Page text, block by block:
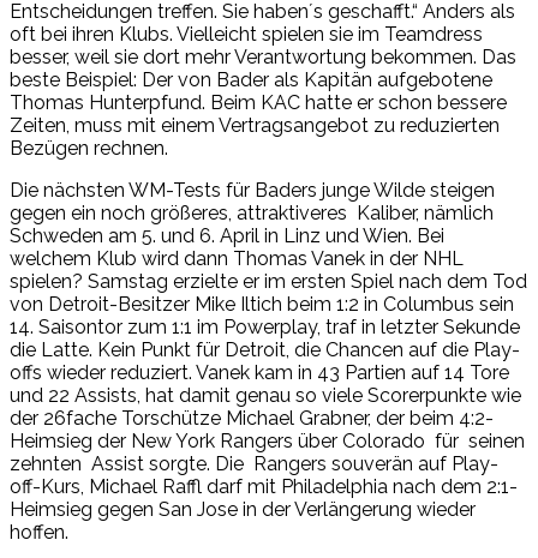
Entscheidungen treffen. Sie haben´s geschafft.“ Anders als
oft bei ihren Klubs. Vielleicht spielen sie im Teamdress
besser, weil sie dort mehr Verantwortung bekommen. Das
beste Beispiel: Der von Bader als Kapitän aufgebotene
Thomas Hunterpfund. Beim KAC hatte er schon bessere
Zeiten, muss mit einem Vertragsangebot zu reduzierten
Bezügen rechnen.
Die nächsten WM-Tests für Baders junge Wilde steigen
gegen ein noch größeres, attraktiveres Kaliber, nämlich
Schweden am 5. und 6. April in Linz und Wien. Bei
welchem Klub wird dann Thomas Vanek in der NHL
spielen? Samstag erzielte er im ersten Spiel nach dem Tod
von Detroit-Besitzer Mike Iltich beim 1:2 in Columbus sein
14. Saisontor zum 1:1 im Powerplay, traf in letzter Sekunde
die Latte. Kein Punkt für Detroit, die Chancen auf die Play-
offs wieder reduziert. Vanek kam in 43 Partien auf 14 Tore
und 22 Assists, hat damit genau so viele Scorerpunkte wie
der 26fache Torschütze Michael Grabner, der beim 4:2-
Heimsieg der New York Rangers über Colorado für seinen
zehnten Assist sorgte. Die Rangers souverän auf Play-
off-Kurs, Michael Raffl darf mit Philadelphia nach dem 2:1-
Heimsieg gegen San Jose in der Verlängerung wieder
hoffen.